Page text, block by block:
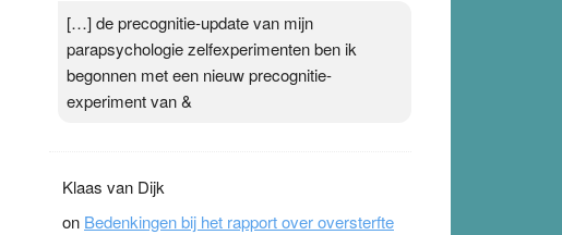
[…] de precognitie-update van mijn
parapsychologie zelfexperimenten ben ik
begonnen met een nieuw precognitie-
experiment van &
Klaas van Dijk
on Bedenkingen bij het rapport over oversterfte